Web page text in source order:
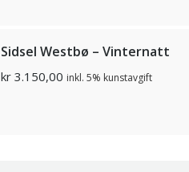
Sidsel Westbø – Vinternatt
kr3.150,00 inkl. 5% kunstavgift